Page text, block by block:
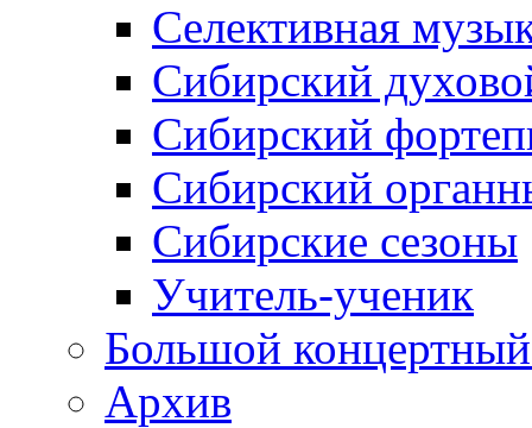
Селективная
Сибирский
Сибирский
Сибирский
Сибирские сезоны
Учитель-ученик
Большой концертный
Архив